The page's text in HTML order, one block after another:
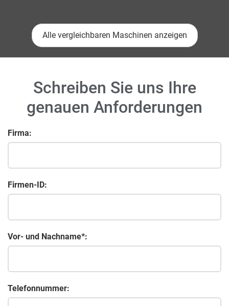
Alle vergleichbaren Maschinen anzeigen
Schreiben Sie uns Ihre
genauen Anforderungen
Firma:
Firmen-ID:
Vor- und Nachname*:
Telefonnummer: